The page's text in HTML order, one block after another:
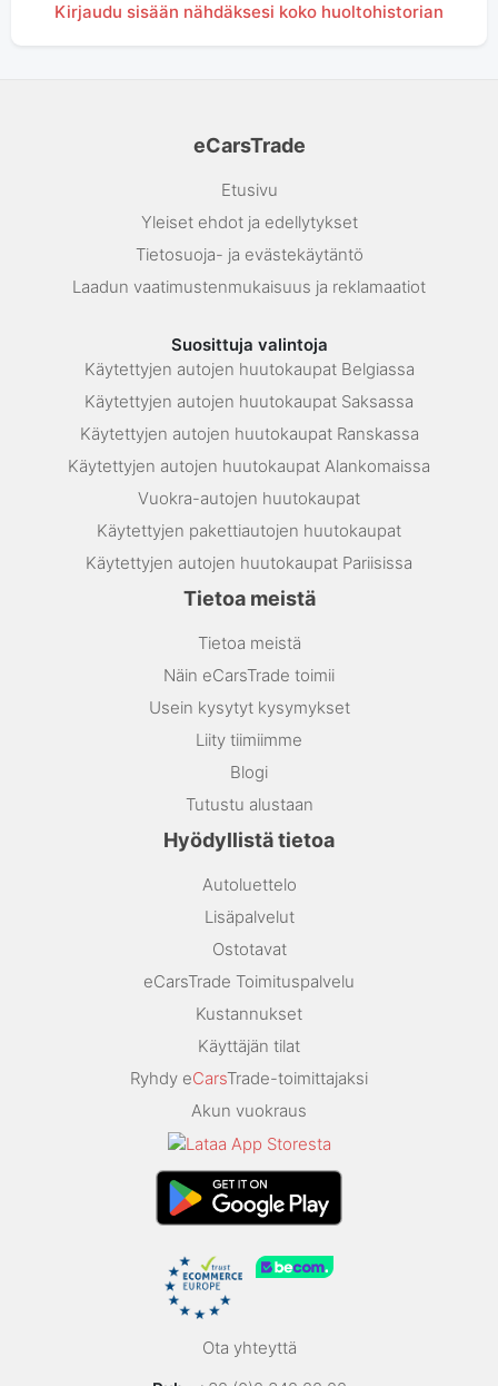
Kirjaudu sisään nähdäksesi koko huoltohistorian
eCarsTrade
Etusivu
Yleiset ehdot ja edellytykset
Tietosuoja- ja evästekäytäntö
Laadun vaatimustenmukaisuus ja reklamaatiot
Suosittuja valintoja
Käytettyjen autojen huutokaupat Belgiassa
Käytettyjen autojen huutokaupat Saksassa
Käytettyjen autojen huutokaupat Ranskassa
Käytettyjen autojen huutokaupat Alankomaissa
Vuokra-autojen huutokaupat
Käytettyjen pakettiautojen huutokaupat
Käytettyjen autojen huutokaupat Pariisissa
Tietoa meistä
Tietoa meistä
Näin eCarsTrade toimii
Usein kysytyt kysymykset
Liity tiimiimme
Blogi
Tutustu alustaan
Hyödyllistä tietoa
Autoluettelo
Lisäpalvelut
Ostotavat
eCarsTrade Toimituspalvelu
Kustannukset
Käyttäjän tilat
Ryhdy eCarsTrade-toimittajaksi
Akun vuokraus
Ota yhteyttä